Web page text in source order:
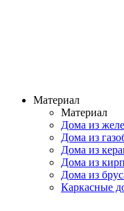
Материал
Материал
Дома из
Дома из
Дома из
Дома из
Дома из
Каркасные